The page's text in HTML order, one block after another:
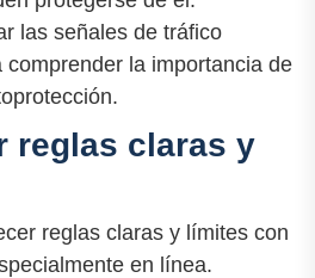
las señales de tráfico
comprender la importancia de
reglas claras y
reglas claras y límites con
en línea.